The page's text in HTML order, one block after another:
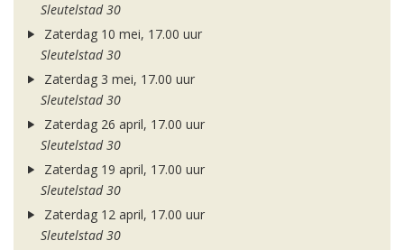
Sleutelstad 30
Zaterdag 10 mei, 17.00 uur
Sleutelstad 30
Zaterdag 3 mei, 17.00 uur
Sleutelstad 30
Zaterdag 26 april, 17.00 uur
Sleutelstad 30
Zaterdag 19 april, 17.00 uur
Sleutelstad 30
Zaterdag 12 april, 17.00 uur
Sleutelstad 30